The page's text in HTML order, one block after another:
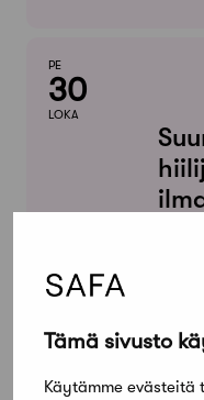
Tämä sivusto
Käytämme evästeitä
PE
30
LOKA
MARRASKUU
04